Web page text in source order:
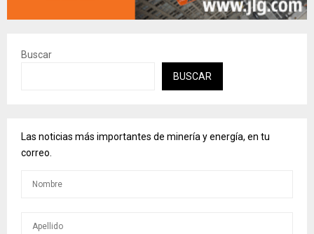
Buscar
BUSCAR
Las noticias más importantes de minería y energía, en tu
correo.